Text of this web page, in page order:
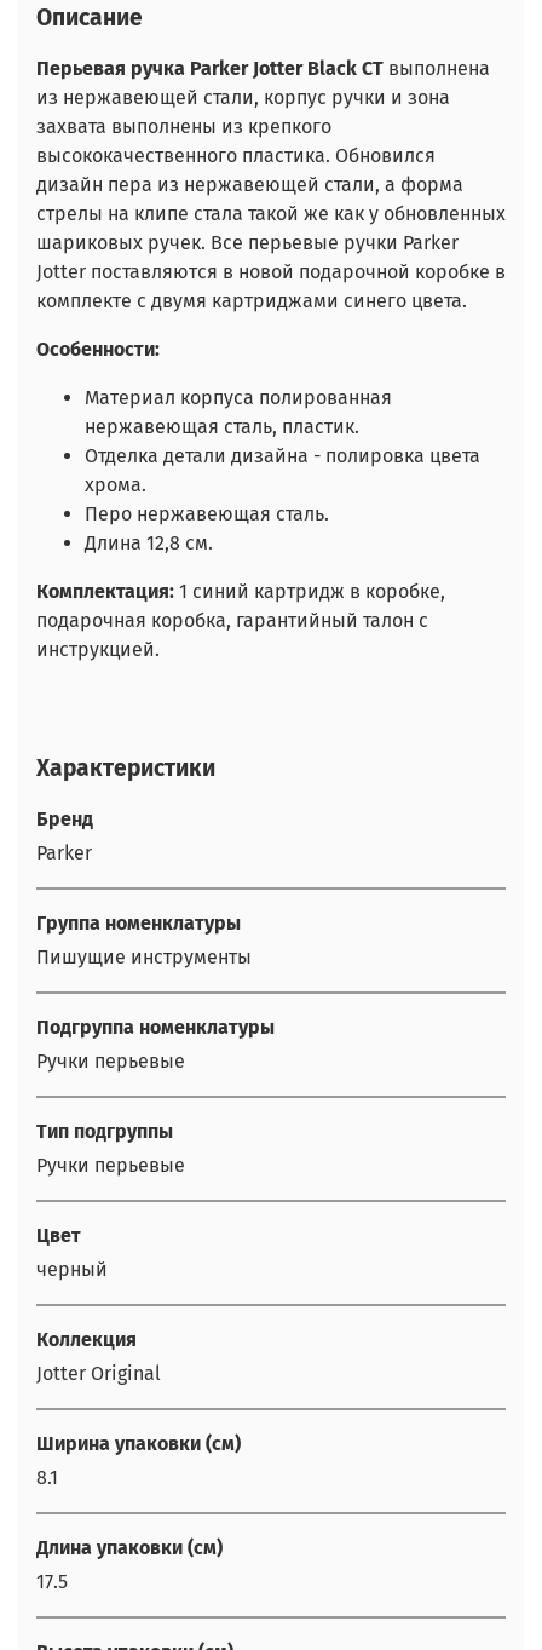
Описание
Перьевая ручка Parker Jotter Black CT выполнена
из нержавеющей стали, корпус ручки и зона
захвата выполнены из крепкого
высококачественного пластика. Обновился
дизайн пера из нержавеющей стали, а форма
стрелы на клипе стала такой же как у обновленных
шариковых ручек. Все перьевые ручки Parker
Jotter поставляются в новой подарочной коробке в
комплекте с двумя картриджами синего цвета.
Особенности:
Материал корпуса полированная
нержавеющая сталь, пластик.
Отделка детали дизайна - полировка цвета
хрома.
Перо нержавеющая сталь.
Длина 12,8 см.
Комплектация: 1 синий картридж в коробке,
подарочная коробка, гарантийный талон с
инструкцией.
Характеристики
Бренд
Parker
Группа номенклатуры
Пишущие инструменты
Подгруппа номенклатуры
Ручки перьевые
Тип подгруппы
Ручки перьевые
Цвет
черный
Коллекция
Jotter Original
Ширина упаковки (см)
8.1
Длина упаковки (см)
17.5